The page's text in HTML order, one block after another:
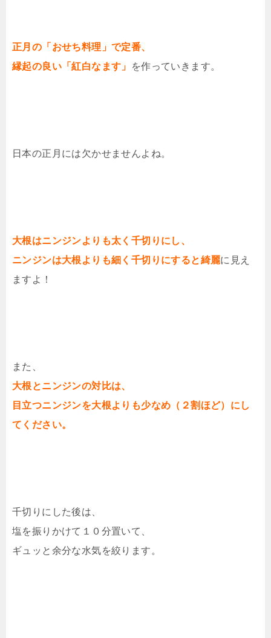
正月の「おせち料理」で定番、
縁起の良い「紅白なます」
を作っていきます。
日本の正月には欠かせませんよね。
大根はニンジンよりも太く千切りにし、
ニンジンは大根よりも細く千切りにすると綺麗に見え
ますよ！
また、
大根とニンジンの対比は、
目立つニンジンを大根よりも少なめ（２割ほど）にし
てください。
千切りにした後は、
塩を振りかけて１０分置いて、
ギュッと余分な水気を絞ります。